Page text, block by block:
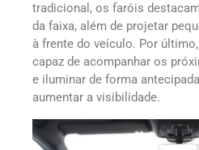
tradicional, os faróis
da faixa, além de projetar
à frente do veículo. Por
capaz de acompanhar os
e iluminar de forma
aumentar a visibilidade.